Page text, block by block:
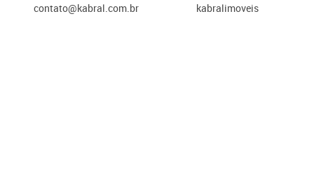
contato@kabral.com.br kabralimoveis